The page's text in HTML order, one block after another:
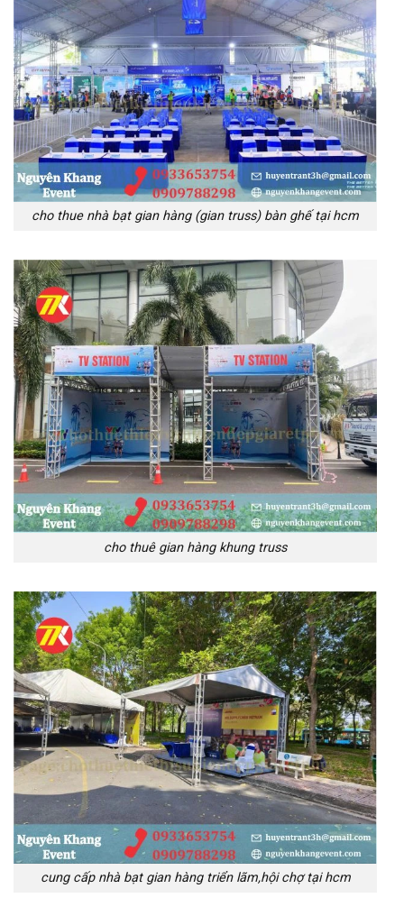
cho thue nhà bạt gian hàng (gian truss) bàn ghế tại hcm
cho thuê gian hàng khung truss
cung cấp nhà bạt gian hàng triển lãm,hội chợ tại hcm